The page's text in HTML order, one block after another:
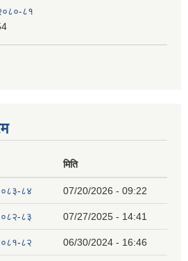
८१
मिति
८४ 07/20/2026 - 09:22
८३ 07/27/2025 - 14:41
८२ 06/30/2024 - 16:46